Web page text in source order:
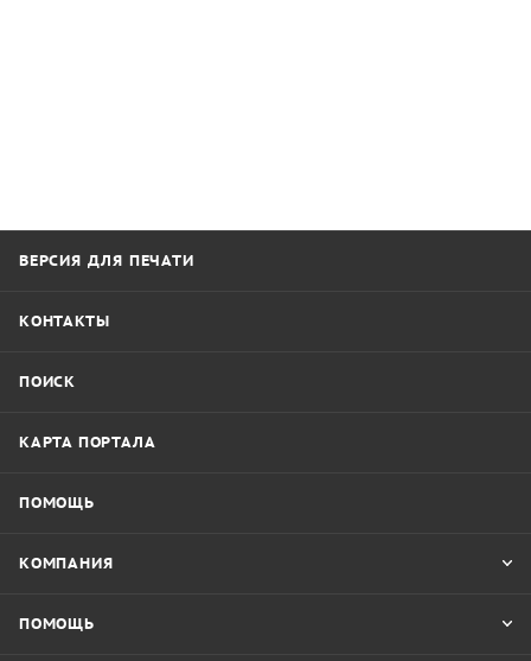
ВЕРСИЯ ДЛЯ ПЕЧАТИ
КОНТАКТЫ
ПОИСК
КАРТА ПОРТАЛА
ПОМОЩЬ
КОМПАНИЯ
ПОМОЩЬ